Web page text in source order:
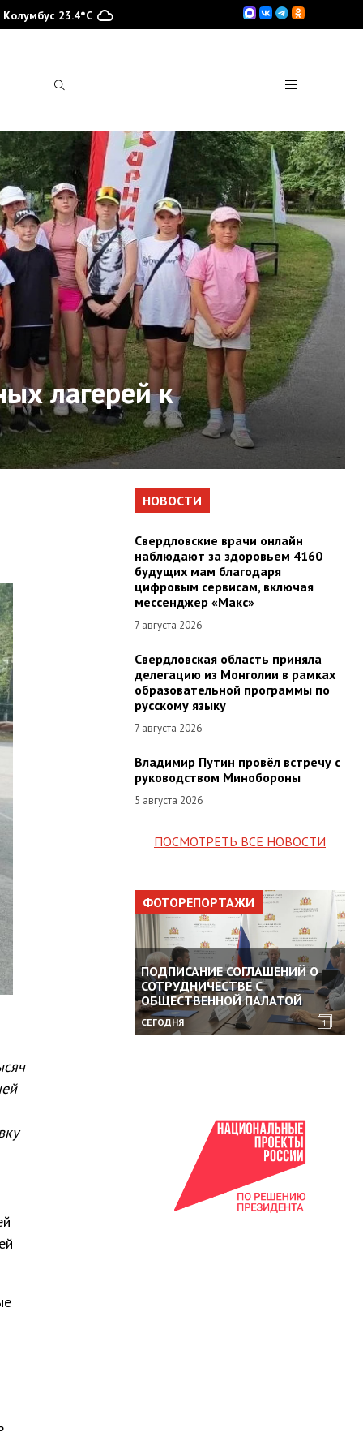
Колумбус 23.4°C
лагерей к
НОВОСТИ
Свердловские врачи онлайн
наблюдают за здоровьем 4160
будущих мам благодаря
цифровым сервисам, включая
мессенджер «Макс»
7 августа 2026
Свердловская область приняла
делегацию из Монголии в рамках
образовательной программы по
русскому языку
7 августа 2026
Владимир Путин провёл встречу с
руководством Минобороны
5 августа 2026
ПОСМОТРЕТЬ ВСЕ НОВОСТИ
ФОТОРЕПОРТАЖИ
ПОДПИСАНИЕ СОГЛАШЕНИЙ О
СОТРУДНИЧЕСТВЕ С
ОБЩЕСТВЕННОЙ ПАЛАТОЙ
СЕГОДНЯ 1